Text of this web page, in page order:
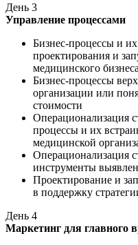
День 3
Управление процессами
Бизнес-процессы и
проектирования и
медицинского
Бизнес-процессы
организации или
стоимости
Операционализация
процессы и их
медицинской
Операционализация
инструменты
Проектирование и
в поддержку
День 4
Маркетинг для главного